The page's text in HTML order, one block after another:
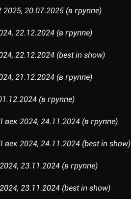
20.07.2025 (в группе)
22.12.2024 (в группе)
22.12.2024 (best in show)
21.12.2024 (в группе)
(в группе)
век 2024, 24.11.2024 (в группе)
век 2024, 24.11.2024 (best in show)
23.11.2024 (в группе)
23.11.2024 (best in show)